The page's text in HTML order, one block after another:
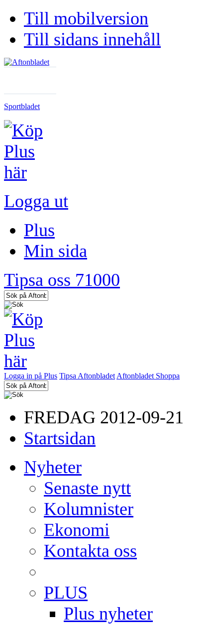
Till mobilversion
Till sidans innehåll
Sportbladet
Logga ut
Plus
Min sida
Tipsa oss 71000
Logga in på Plus Tipsa Aftonbladet Aftonbladet Shoppa
FREDAG 2012-09-21
Startsidan
Nyheter
Senaste nytt
Kolumnister
Ekonomi
Kontakta oss
PLUS
Plus nyheter